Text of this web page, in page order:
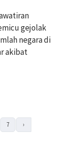
gejolak
negara di
akibat
7 ›